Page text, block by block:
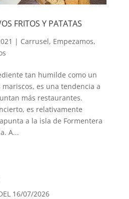
FRITOS Y PATATAS
| Carrusel, Empezamos,
tan humilde como un
es una tendencia a
más restaurantes.
es relativamente
a la isla de Formentera
A...
16/07/2026